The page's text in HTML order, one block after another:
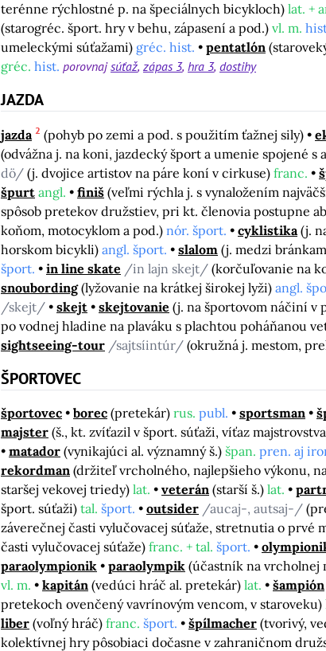
terénne rýchlostné p. na špeciálnych bicykloch) lat. +
(starogréc. šport. hry v behu, zápasení a pod.) vl. m.
umeleckými súťažami) gréc. hist. pentatlón
gréc. hist. porovnajsúťaž zápas 3 hra 3 dostihy
JAZDA
jazda 2 (pohyb po zemi a pod. s použitím ťažnej sily)
(odvážna j. na koni, jazdecký šport a umenie spojené
dö/ (j. dvojice artistov na páre koní v cirkuse) franc.
špurt angl. finiš (veľmi rýchla j. s vynaložením
spôsob pretekov družstiev, pri kt. členovia postupne
koňom, motocyklom a pod.) nór. šport. cyklistika (j.
horskom bicykli) angl. šport. slalom (j. medzi
šport.
in line skate /in lajn skejt/ (korčuľovanie na
snoubording (lyžovanie na krátkej širokej lyži) angl.
/skejt/
skejt skejtovanie (j. na športovom náčiní v
po vodnej hladine na plaváku s plachtou poháňanou
sightseeing-tour /sajtsíintúr/ (okružná j. mestom,
ŠPORTOVEC
športovec borec (pretekár) rus. publ. sportsman
majster (š., kt. zvíťazil v šport. súťaži, víťaz
matador (vynikajúci al. významný š.) špan. pren. aj
rekordman (držiteľ vrcholného, najlepšieho výkonu,
staršej vekovej triedy) lat. veterán (starší š.) lat.
šport. súťaži) tal. šport. outsider /aucaj-, autsaj-/
záverečnej časti vylučovacej súťaže, stretnutia o prvé
časti vylučovacej súťaže) franc. + tal. šport.
paraolympionik
paraolympik (účastník na vrcholnej
vl. m.
kapitán (vedúci hráč al. pretekár) lat. šampión
pretekoch ovenčený vavrínovým vencom, v staroveku)
liber (voľný hráč) franc. šport. špílmacher (tvorivý,
kolektívnej hry pôsobiaci dočasne v zahraničnom